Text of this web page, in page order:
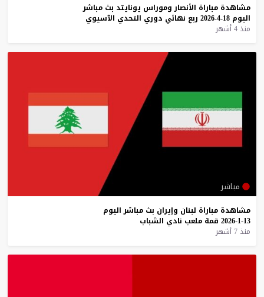
مشاهدة مباراة الأنصار وموراس يونايتد بث مباشر
اليوم 18-4-2026 ربع نهائي دوري التحدي الآسيوي
منذ 4 أشهر
مباشر
مشاهدة مباراة لبنان وإيران بث مباشر اليوم
13-1-2026
قمة ملعب نادي الشباب
منذ 7 أشهر